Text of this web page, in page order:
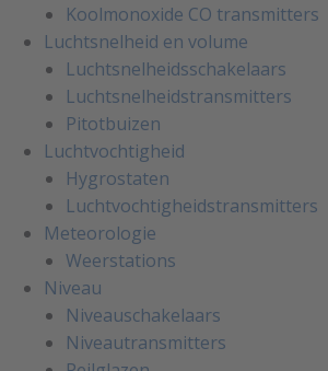
Koolmonoxide CO transmitters
Luchtsnelheid en volume
Luchtsnelheidsschakelaars
Luchtsnelheidstransmitters
Pitotbuizen
Luchtvochtigheid
Hygrostaten
Luchtvochtigheidstransmitters
Meteorologie
Weerstations
Niveau
Niveauschakelaars
Niveautransmitters